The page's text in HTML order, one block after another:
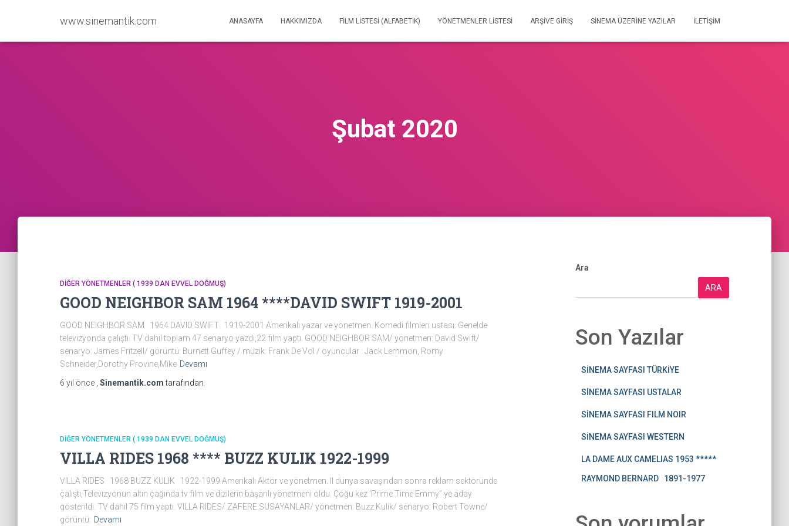
www.sinemantik.com ANASAYFA HAKKIMIZDA FILM LISTESI (ALFABETIK) YÖNETMENLER LISTESI ARŞIVE GIRIŞ SİNEMA ÜZERİNE YAZILAR İLETIŞIM
Şubat 2020
DİĞER YÖNETMENLER ( 1939 DAN EVVEL DOĞMUŞ)
GOOD NEIGHBOR SAM 1964 ****DAVID SWIFT 1919-2001
GOOD NEIGHBOR SAM 1964 DAVID SWIFT 1919-2001 Amerikalı yazar ve yönetmen. Komedi filmleri ustası. Genelde
televizyonda çalıştı. TV dahil toplam 47 senaryo yazdı,22 film yaptı. GOOD NEIGHBOR SAM/ yönetmen: David Swift/
senaryo: James Fritzell/ görüntü: Burnett Guffey / müzik: Frank De Vol / oyuncular : Jack Lemmon, Romy
Schneider,Dorothy Provine,Mike Devamı
6 yıl önce Sinemantik.comtarafından
DİĞER YÖNETMENLER ( 1939 DAN EVVEL DOĞMUŞ)
VILLA RIDES 1968 **** BUZZ KULIK 1922-1999
VILLA RIDES 1968 BUZZ KULIK 1922-1999 Amerikalı Aktör ve yönetmen. II dünya savaşından sonra reklam sektöründe
çalıştı,Televizyonun altın çağında tv film ve dizilerin başarılı yönetmeni oldu. Çoğu kez ‘Prime Time Emmy’’ ye aday
gösterildi. TV dahil 75 film yaptı. VILLA RIDES/ ZAFERE SUSAYANLAR/ yönetmen: Buzz Kulik/ senaryo: Robert Towne/
görüntü: Devamı
Ara
ARA
Son Yazılar
SİNEMA SAYFASI TÜRKİYE
SİNEMA SAYFASI USTALAR
SİNEMA SAYFASI FILM NOIR
SİNEMA SAYFASI WESTERN
LA DAME AUX CAMELIAS 1953 *****
RAYMOND BERNARD 1891-1977